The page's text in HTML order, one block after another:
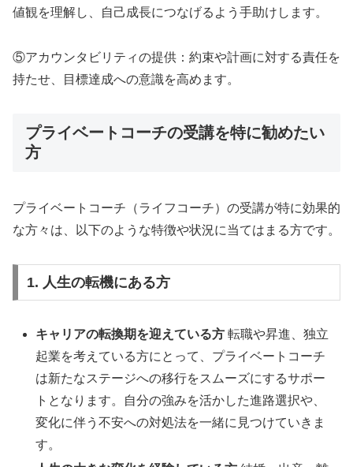
値観を理解し、自己成長につなげるよう手助けします。
⑤アカウンタビリティの提供：約束や計画に対する責任を
持たせ、目標達成への意識を高めます。
プライベートコーチの受講を特に勧めたい
方
プライベートコーチ（ライフコーチ）の受講が特に効果的
な方々は、以下のような特徴や状況に当てはまる方です。
1. 人生の転機にある方
キャリアの転換期を迎えている方 転職や昇進、独立
起業を考えている方にとって、プライベートコーチ
は新たなステージへの移行をスムーズにするサポー
トとなります。自分の強みを活かした進路選択や、
変化に伴う不安への対処法を一緒に見つけていきま
す。